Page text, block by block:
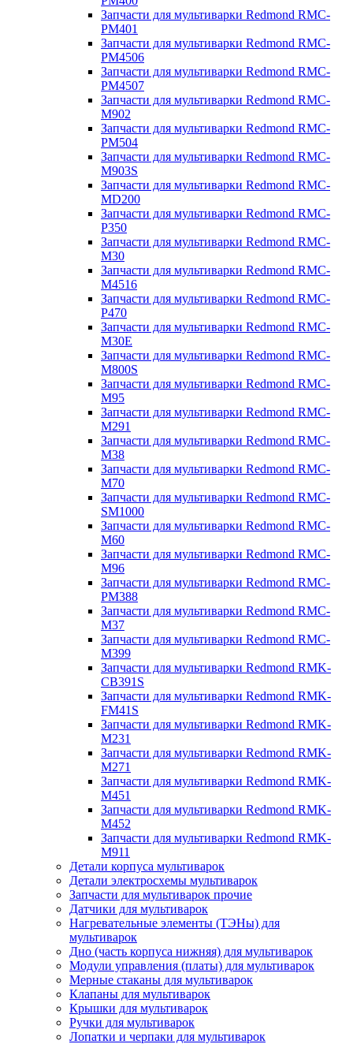
Запчасти для мультиварки Redmond RMC-
PM401
Запчасти для мультиварки Redmond RMC-
PM4506
Запчасти для мультиварки Redmond RMC-
PM4507
Запчасти для мультиварки Redmond RMC-
M902
Запчасти для мультиварки Redmond RMC-
PM504
Запчасти для мультиварки Redmond RMC-
M903S
Запчасти для мультиварки Redmond RMC-
MD200
Запчасти для мультиварки Redmond RMC-
P350
Запчасти для мультиварки Redmond RMC-
M30
Запчасти для мультиварки Redmond RMC-
M4516
Запчасти для мультиварки Redmond RMC-
P470
Запчасти для мультиварки Redmond RMC-
M30E
Запчасти для мультиварки Redmond RMC-
M800S
Запчасти для мультиварки Redmond RMC-
M95
Запчасти для мультиварки Redmond RMC-
M291
Запчасти для мультиварки Redmond RMC-
M38
Запчасти для мультиварки Redmond RMC-
M70
Запчасти для мультиварки Redmond RMC-
SM1000
Запчасти для мультиварки Redmond RMC-
M60
Запчасти для мультиварки Redmond RMC-
M96
Запчасти для мультиварки Redmond RMC-
PM388
Запчасти для мультиварки Redmond RMC-
M37
Запчасти для мультиварки Redmond RMC-
M399
Запчасти для мультиварки Redmond RMK-
CB391S
Запчасти для мультиварки Redmond RMK-
FM41S
Запчасти для мультиварки Redmond RMK-
M231
Запчасти для мультиварки Redmond RMK-
M271
Запчасти для мультиварки Redmond RMK-
M451
Запчасти для мультиварки Redmond RMK-
M452
Запчасти для мультиварки Redmond RMK-
M911
Детали корпуса мультиварок
Детали электросхемы мультиварок
Запчасти для мультиварок прочие
Датчики для мультиварок
Нагревательные элементы (ТЭНы) для
мультиварок
Дно (часть корпуса нижняя) для мультиварок
Модули управления (платы) для мультиварок
Мерные стаканы для мультиварок
Клапаны для мультиварок
Крышки для мультиварок
Ручки для мультиварок
Лопатки и черпаки для мультиварок